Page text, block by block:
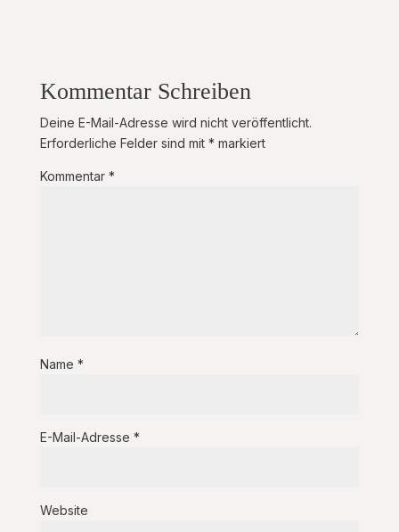
Kommentar Schreiben
Deine E-Mail-Adresse wird nicht veröffentlicht.
Erforderliche Felder sind mit * markiert
Kommentar *
Name *
E-Mail-Adresse *
Website